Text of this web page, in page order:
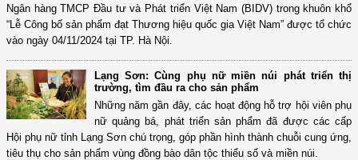
Ngân hàng TMCP Đầu tư và Phát triển Việt Nam (BIDV) trong khuôn khổ
“Lễ Công bố sản phẩm đạt Thương hiệu quốc gia Việt Nam” được tổ chức
vào ngày 04/11/2024 tại TP. Hà Nội.
Lạng Sơn: Cùng phụ nữ miền núi phát triển thị
trường, tìm đầu ra cho sản phẩm
Những năm gần đây, các hoạt động hỗ trợ hội viên phụ
nữ quảng bá, phát triển sản phẩm đã được các cấp
Hội phụ nữ tỉnh Lạng Sơn chú trọng, góp phần hình thành chuỗi cung ứng,
tiêu thụ cho sản phẩm vùng đồng bào dân tộc thiểu số và miền núi.